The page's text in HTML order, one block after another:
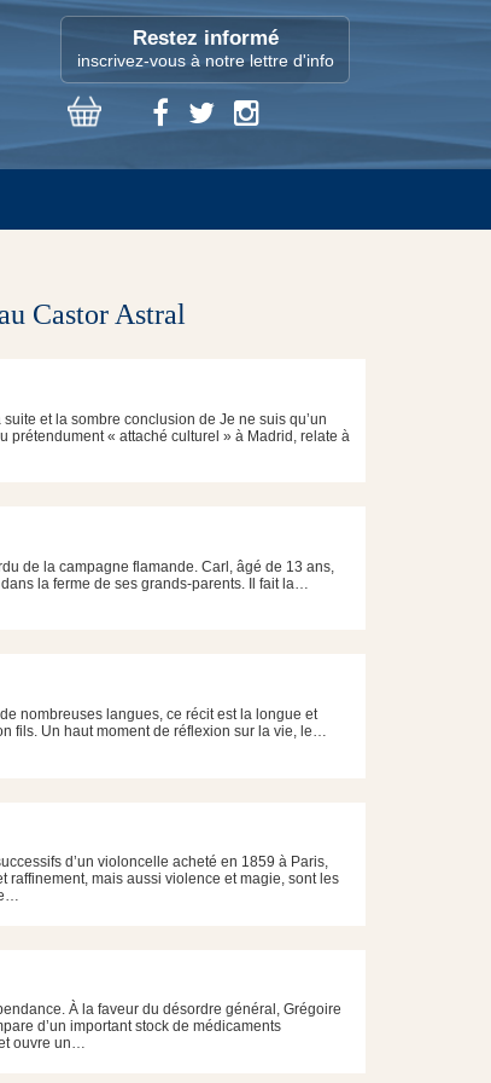
Restez informé
inscrivez-vous à notre lettre d'info
Castor Astral
et la sombre conclusion de Je ne suis qu’un
prétendument « attaché culturel » à Madrid, relate à
de la campagne flamande. Carl, âgé de 13 ans,
la ferme de ses grands-parents. Il fait la…
nombreuses langues, ce récit est la longue et
fils. Un haut moment de réflexion sur la vie, le…
d’un violoncelle acheté en 1859 à Paris,
raffinement, mais aussi violence et magie, sont les
À la faveur du désordre général, Grégoire
d’un important stock de médicaments
ouvre un…